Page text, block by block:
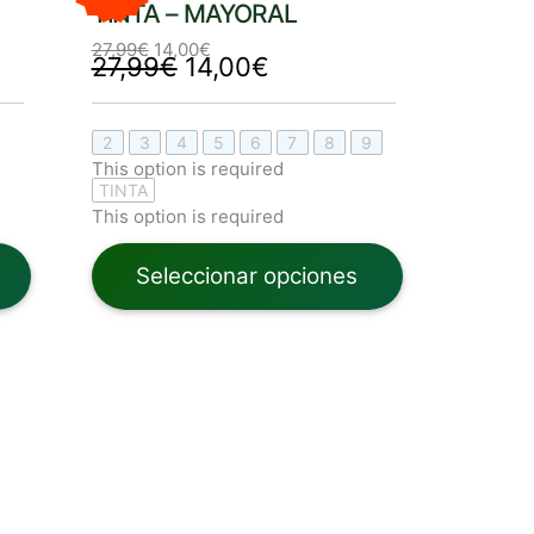
TINTA – MAYORAL
27,99€
27,99€.
14,00€
14,00€.
27,99€
27,99€.
14,00€
14,00€.
2 3 4 5 6 7 8 9
This option is required
TINTA
This option is required
Seleccionar opciones